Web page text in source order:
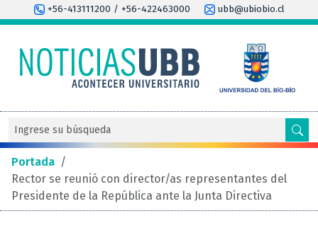
+56-413111200 / +56-422463000 ubb@ubiobio.cl
Portada /
Rector se reunió con director/as representantes del
Presidente de la República ante la Junta Directiva